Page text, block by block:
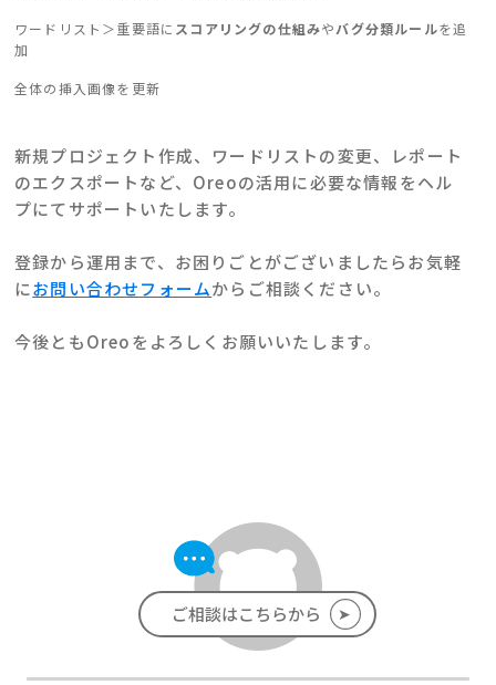
ワードリスト＞重要語に スコアリングの仕組みやバグ分類ルールを追
加
全体の挿入画像を更新
新規プロジェクト作成、ワードリストの変更、レポート
のエクスポートなど、Oreoの活用に必要な情報をヘル
プにてサポートいたします。
登録から運用まで、お困りごとがございましたらお気軽
にお問い合わせフォームからご相談ください。
今後ともOreoをよろしくお願いいたします。
ご相談はこちらから ➤